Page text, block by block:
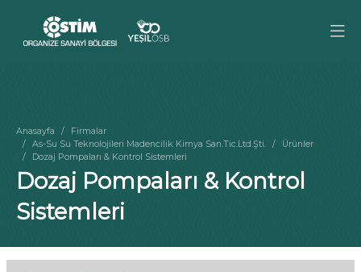
Anasayfa
Firmalar
As-Su Su Teknolojileri Madencilik Kimya San.Tic.Ltd.Şti.
Ürünler
Dozaj Pompaları & Kontrol Sistemleri
Dozaj Pompaları & Kontrol
Sistemleri